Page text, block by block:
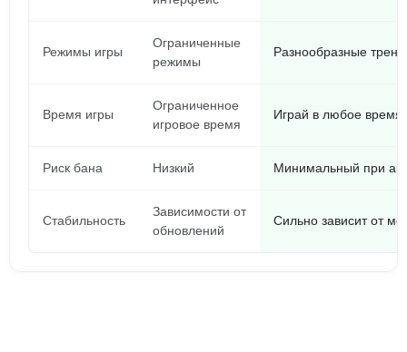
Режимы игры
Ограниченные
режимы
Разнообразные
Время игры
Ограниченное
игровое время
Играй в любое время
Риск бана Низкий Минимальный при
Стабильность
Зависимости от
обновлений
Сильно зависит от